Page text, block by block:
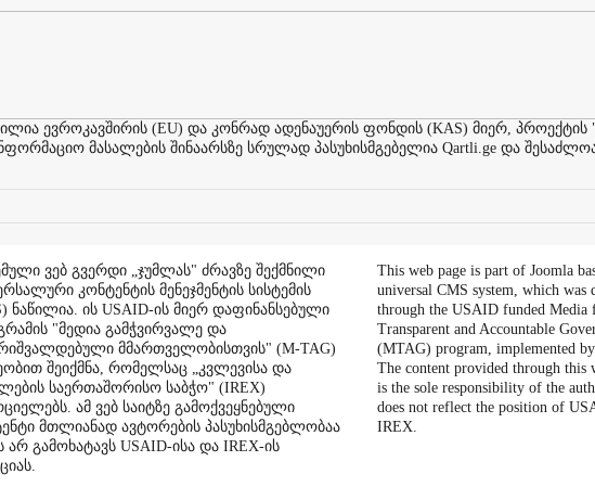
ევროკავშირის (EU) და კონრად ადენაუერის ფონდის (KAS) მიერ, პროექტის
მასალების შინაარსზე სრულად პასუხისმგებელია Qartli.ge და
ვებ გვერდი „ჯუმლას" ძრავზე შექმნილი
კონტენტის მენეჯმენტის სისტემის
ნაწილია. ის USAID-ის მიერ დაფინანსებული
"მედია გამჭვირვალე და
მმართველობისთვის" (M-TAG)
შეიქმნა, რომელსაც „კვლევისა და
საერთაშორისო საბჭო" (IREX)
ამ ვებ საიტზე გამოქვეყნებული
მთლიანად ავტორების პასუხისმგებლობაა
არ გამოხატავს USAID-ისა და IREX-ის
This web page is part of Joomla
universal CMS system, which was
through the USAID funded Media
Transparent and Accountable
(MTAG) program, implemented
The content provided through this
is the sole responsibility of the
does not reflect the position of
IREX.